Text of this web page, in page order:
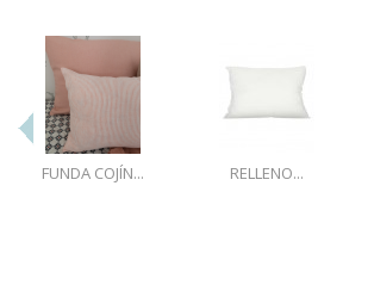
FUNDA COJÍN... RELLENO...